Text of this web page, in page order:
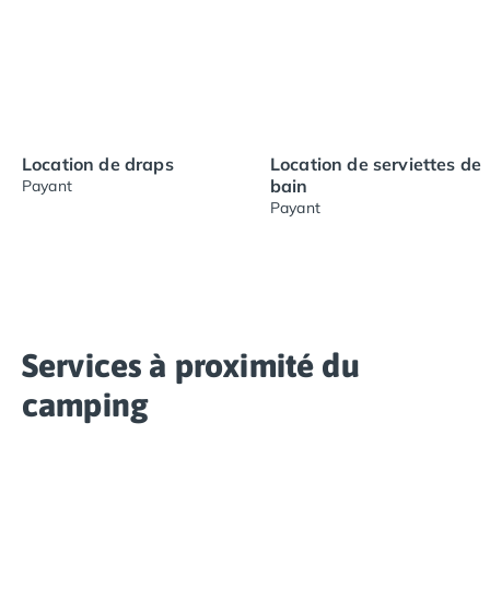
Location de draps
Payant
Location de serviettes de
bain
Payant
Services à proximité du
camping